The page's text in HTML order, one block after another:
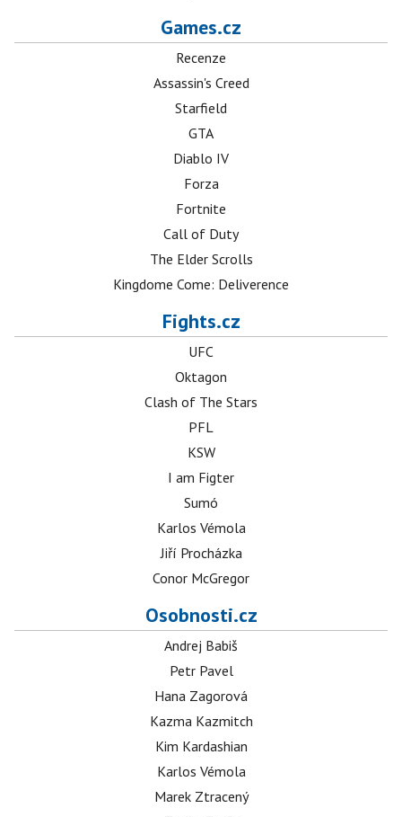
Games.cz
Recenze
Assassin's Creed
Starfield
GTA
Diablo IV
Forza
Fortnite
Call of Duty
The Elder Scrolls
Kingdome Come: Deliverence
Fights.cz
UFC
Oktagon
Clash of The Stars
PFL
KSW
I am Figter
Sumó
Karlos Vémola
Jiří Procházka
Conor McGregor
Osobnosti.cz
Andrej Babiš
Petr Pavel
Hana Zagorová
Kazma Kazmitch
Kim Kardashian
Karlos Vémola
Marek Ztracený